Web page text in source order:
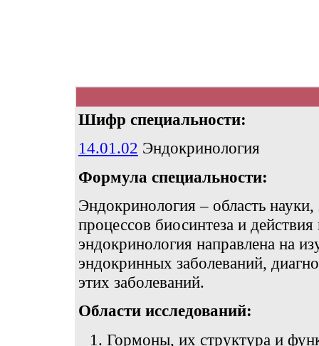
Шифр специальности:
14.01.02 Эндокринология
Формула специальности:
Эндокринология – область
процессов биосинтеза и
эндокринология направлена на
эндокринных заболеваний,
этих заболеваний.
Области исследований:
Гормоны, их структура и